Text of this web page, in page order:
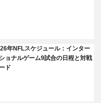
年NFLスケジュール：インター
ョナルゲーム9試合の日程と対戦
ド